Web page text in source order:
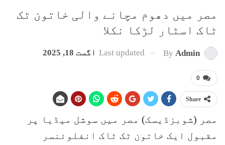
مصر میں دھوم مچانے والی خاتون ٹک
ٹاک اسٹار لڑکا نکلا
By Admin
Last updated اگست 18, 2025
0
Share
مصر (شوبزڈیسک) مصر میں سوشل میڈیا پر
مقبول ایک خاتون ٹک ٹاک انفلوئنسر